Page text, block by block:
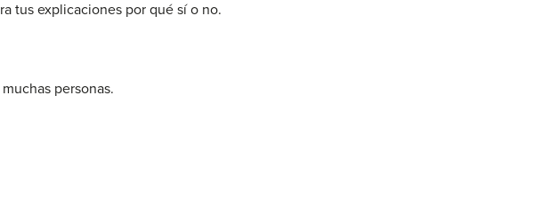
tus explicaciones por qué sí o no.
personas.